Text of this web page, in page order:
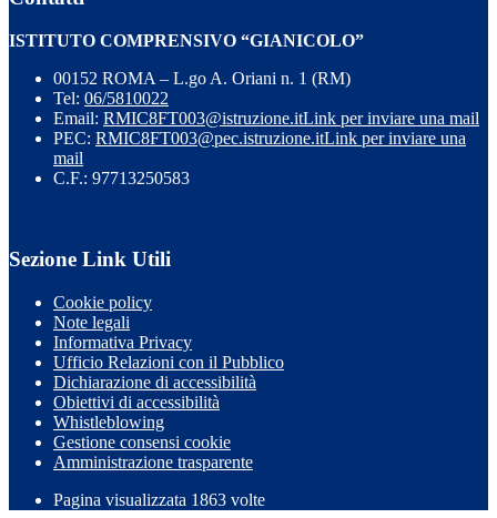
ISTITUTO COMPRENSIVO “GIANICOLO”
00152 ROMA – L.go A. Oriani n. 1 (RM)
Tel: 06/5810022
Email: RMIC8FT003@istruzione.itLink per inviare una mail
PEC: RMIC8FT003@pec.istruzione.itLink per inviare una
mail
C.F.: 97713250583
Sezione Link Utili
Cookie policy
Note legali
Informativa Privacy
Ufficio Relazioni con il Pubblico
Dichiarazione di accessibilità
Obiettivi di accessibilità
Whistleblowing
Gestione consensi cookie
Amministrazione trasparente
Pagina visualizzata 1863 volte